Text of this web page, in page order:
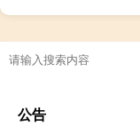
公告